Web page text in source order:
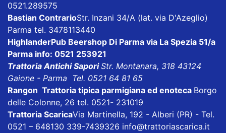
0521.289575
Bastian ContrarioStr. Inzani 34/A (lat. via D'Azeglio)
Parma tel. 3478113440
HighlanderPub Beershop Di Parma via La Spezia 51/a
Parma info: 0521 253921
Trattoria Antichi SaporiStr. Montanara, 318 43124
Gaione - Parma Tel. 0521 64 81 65
Rangon Trattoria tipica parmigiana ed enoteca Borgo
delle Colonne, 26 tel. 0521- 231019
Trattoria ScaricaVia Martinella, 192 - Alberi (PR) - Tel.
0521 – 648130 339-7439326 info@trattoriascarica.it